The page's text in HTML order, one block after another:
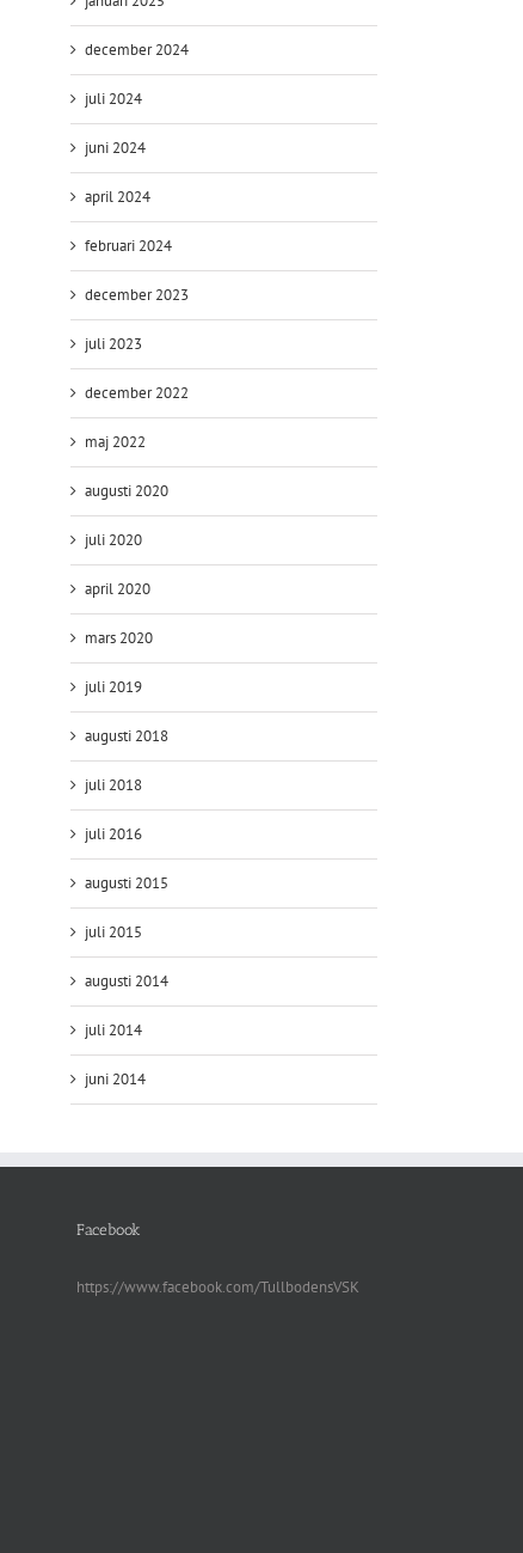
december 2024
juli 2024
juni 2024
april 2024
februari 2024
december 2023
juli 2023
december 2022
maj 2022
augusti 2020
juli 2020
april 2020
mars 2020
juli 2019
augusti 2018
juli 2018
juli 2016
augusti 2015
juli 2015
augusti 2014
juli 2014
juni 2014
Facebook
https://www.facebook.com/TullbodensVSK